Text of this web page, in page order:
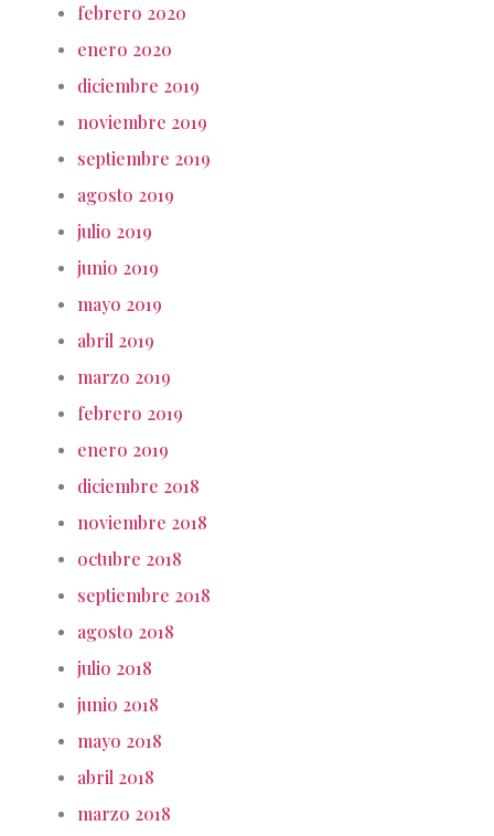
febrero 2020
enero 2020
diciembre 2019
noviembre 2019
septiembre 2019
agosto 2019
julio 2019
junio 2019
mayo 2019
abril 2019
marzo 2019
febrero 2019
enero 2019
diciembre 2018
noviembre 2018
octubre 2018
septiembre 2018
agosto 2018
julio 2018
junio 2018
mayo 2018
abril 2018
marzo 2018